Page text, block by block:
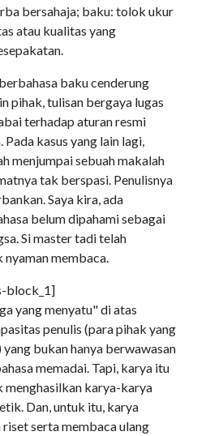
bersahaja; baku: tolok ukur
atau kualitas yang
baku cenderung
pihak, tulisan bergaya lugas
terhadap aturan resmi
kasus yang lain lagi,
menjumpai sebuah makalah
tak berspasi. Penulisnya
Saya kira, ada
belum dipahami sebagai
Si master tadi telah
membaca.
block_1]
yang menyatu" di atas
penulis (para pihak yang
bukan hanya berwawasan
memadai. Tapi, karya itu
menghasilkan karya-karya
Dan, untuk itu, karya
serta membaca ulang